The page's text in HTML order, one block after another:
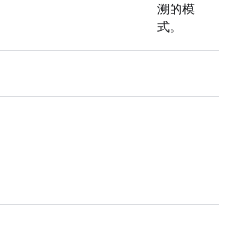
溯的模
式。